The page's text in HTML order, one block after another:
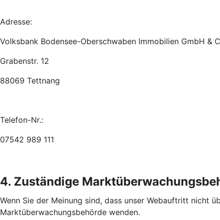
Adresse:
Volksbank Bodensee-Oberschwaben Immobilien GmbH &
Grabenstr. 12
88069 Tettnang
Telefon-Nr.:
07542 989 111
4. Zuständige
Wenn Sie der Meinung sind, dass unser Webauftritt nicht
Marktüberwachungsbehörde wenden.